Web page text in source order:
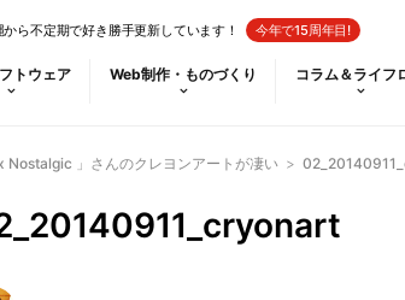
ら不定期で好き勝手更新しています！ 今年で15周年目!
トウェア Web制作・ものづくり コラム＆ライフ
Nostalgic 」さんのクレヨンアートが凄い >